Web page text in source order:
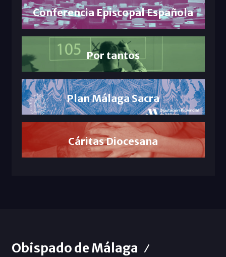
Conferencia Episcopal Española
Por tantos
Plan Málaga Sacra
Cáritas Diocesana
Obispado de Málaga